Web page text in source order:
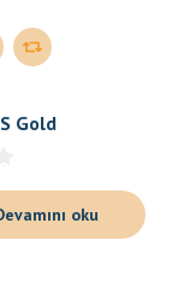
Gold
oku